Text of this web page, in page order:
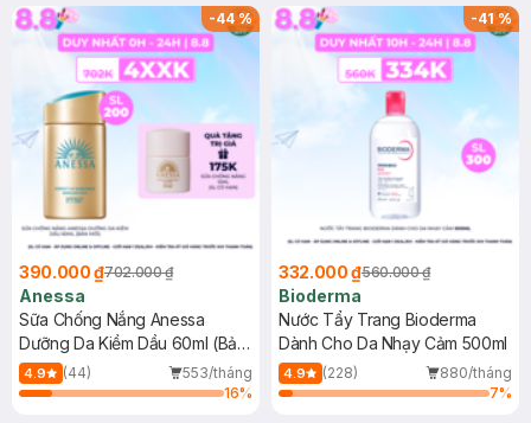
SPF 50+ 20ml (SL Có Hạn)
(SL có hạn)
-44%
390.000 ₫702.000 ₫
Anessa
Sữa Chống Nắng Anessa
Dưỡng Da Kiềm Dầu 60ml (Bản
Mới)
4.9 (44)
553/tháng
16%
-41%
332.000 ₫560.000 ₫
Bioderma
Nước Tẩy Trang Bioderma
Dành Cho Da Nhạy Cảm 500ml
4.9 (228)
880/tháng
7%